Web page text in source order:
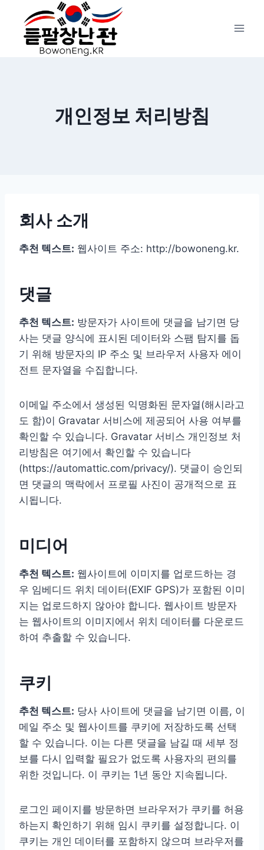
content
개인정보 처리방침
회사 소개
추천 텍스트: 웹사이트 주소: http://bowoneng.kr.
댓글
추천 텍스트: 방문자가 사이트에 댓글을 남기면 당
사는 댓글 양식에 표시된 데이터와 스팸 탐지를 돕
기 위해 방문자의 IP 주소 및 브라우저 사용자 에이
전트 문자열을 수집합니다.
이메일 주소에서 생성된 익명화된 문자열(해시라고
도 함)이 Gravatar 서비스에 제공되어 사용 여부를
확인할 수 있습니다. Gravatar 서비스 개인정보 처
리방침은 여기에서 확인할 수 있습니다
(https://automattic.com/privacy/). 댓글이 승인되
면 댓글의 맥락에서 프로필 사진이 공개적으로 표
시됩니다.
미디어
추천 텍스트: 웹사이트에 이미지를 업로드하는 경
우 임베디드 위치 데이터(EXIF GPS)가 포함된 이미
지는 업로드하지 않아야 합니다. 웹사이트 방문자
는 웹사이트의 이미지에서 위치 데이터를 다운로드
하여 추출할 수 있습니다.
쿠키
추천 텍스트: 당사 사이트에 댓글을 남기면 이름, 이
메일 주소 및 웹사이트를 쿠키에 저장하도록 선택
할 수 있습니다. 이는 다른 댓글을 남길 때 세부 정
보를 다시 입력할 필요가 없도록 사용자의 편의를
위한 것입니다. 이 쿠키는 1년 동안 지속됩니다.
로그인 페이지를 방문하면 브라우저가 쿠키를 허용
하는지 확인하기 위해 임시 쿠키를 설정합니다. 이
쿠키는 개인 데이터를 포함하지 않으며 브라우저를